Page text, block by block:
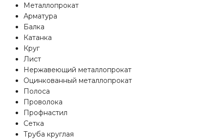
Металлопрокат
Арматура
Балка
Катанка
Круг
Лист
Нержавеющий металлопрокат
Оцинкованный металлопрокат
Полоса
Проволока
Профнастил
Сетка
Труба круглая